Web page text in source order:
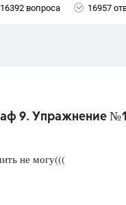
16392 вопроса 16957
9. Упражнение
не могу(((